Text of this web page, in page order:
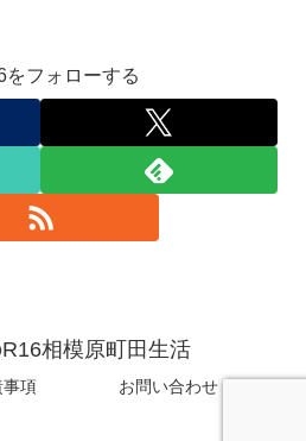
をフォローする
相模原町田生活
事項
お問い合わせ